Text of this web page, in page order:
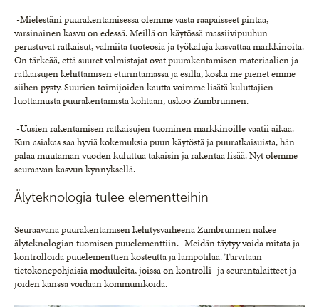
-Mielestäni puurakentamisessa olemme vasta raapaisseet pintaa,
varsinainen kasvu on edessä. Meillä on käytössä massiivipuuhun
perustuvat ratkaisut, valmiita tuoteosia ja työkaluja kasvattaa markkinoita.
On tärkeää, että suuret valmistajat ovat puurakentamisen materiaalien ja
ratkaisujen kehittämisen eturintamassa ja esillä, koska me pienet emme
siihen pysty. Suurien toimijoiden kautta voimme lisätä kuluttajien
luottamusta puurakentamista kohtaan, uskoo Zumbrunnen.
-Uusien rakentamisen ratkaisujen tuominen markkinoille vaatii aikaa.
Kun asiakas saa hyviä kokemuksia puun käytöstä ja puuratkaisuista, hän
palaa muutaman vuoden kuluttua takaisin ja rakentaa lisää. Nyt olemme
seuraavan kasvun kynnyksellä.
Älyteknologia tulee elementteihin
Seuraavana puurakentamisen kehitysvaiheena Zumbrunnen näkee
älyteknologian tuomisen puuelementtiin. -Meidän täytyy voida mitata ja
kontrolloida puuelementtien kosteutta ja lämpötilaa. Tarvitaan
tietokonepohjaisia moduuleita, joissa on kontrolli- ja seurantalaitteet ja
joiden kanssa voidaan kommunikoida.